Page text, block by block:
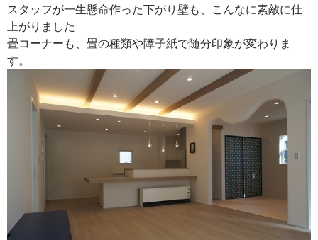
スタッフが一生懸命作った下がり壁も、こんなに素敵に仕
上がりました
畳コーナーも、畳の種類や障子紙で随分印象が変わりま
す。